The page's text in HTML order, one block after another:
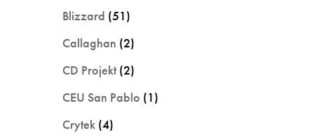
Blizzard (51)
Callaghan (2)
CD Projekt(2)
CEU San Pablo (1)
Crytek (4)